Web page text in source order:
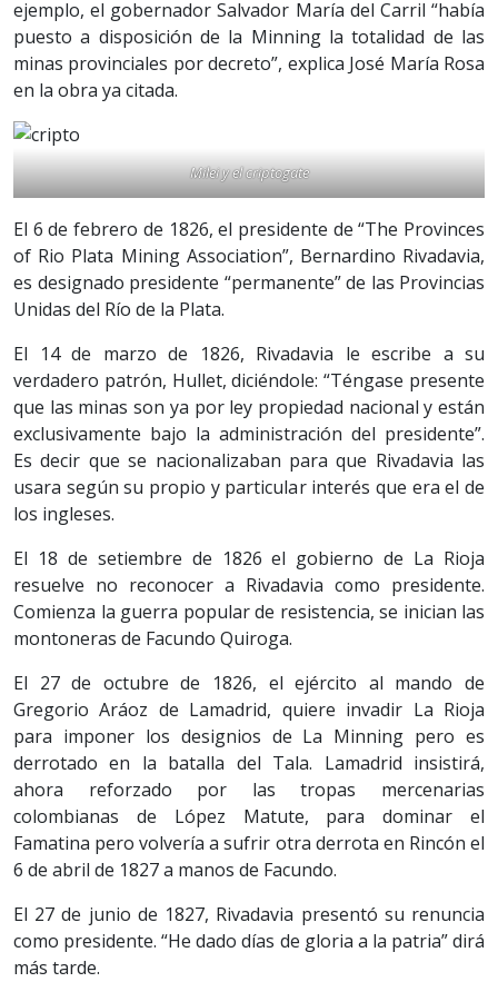
ejemplo, el gobernador Salvador María del Carril “había
puesto a disposición de la Minning la totalidad de las
minas provinciales por decreto”, explica José María Rosa
en la obra ya citada.
Milei y el criptogate
El 6 de febrero de 1826, el presidente de “The Provinces
of Rio Plata Mining Association”, Bernardino Rivadavia,
es designado presidente “permanente” de las Provincias
Unidas del Río de la Plata.
El 14 de marzo de 1826, Rivadavia le escribe a su
verdadero patrón, Hullet, diciéndole: “Téngase presente
que las minas son ya por ley propiedad nacional y están
exclusivamente bajo la administración del presidente”.
Es decir que se nacionalizaban para que Rivadavia las
usara según su propio y particular interés que era el de
los ingleses.
El 18 de setiembre de 1826 el gobierno de La Rioja
resuelve no reconocer a Rivadavia como presidente.
Comienza la guerra popular de resistencia, se inician las
montoneras de Facundo Quiroga.
El 27 de octubre de 1826, el ejército al mando de
Gregorio Aráoz de Lamadrid, quiere invadir La Rioja
para imponer los designios de La Minning pero es
derrotado en la batalla del Tala. Lamadrid insistirá,
ahora reforzado por las tropas mercenarias
colombianas de López Matute, para dominar el
Famatina pero volvería a sufrir otra derrota en Rincón el
6 de abril de 1827 a manos de Facundo.
El 27 de junio de 1827, Rivadavia presentó su renuncia
como presidente. “He dado días de gloria a la patria” dirá
más tarde.